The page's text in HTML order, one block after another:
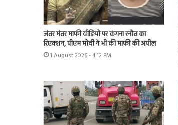
जंतर मंतर माफी वीडियो पर कंगना रनौत का
रिएक्शन, पीएम मोदी ने भी की माफी की अपील
1 August 2026 - 4:12 PM